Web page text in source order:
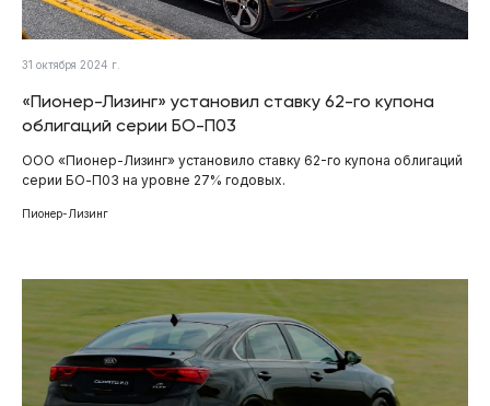
31 октября 2024 г.
«Пионер-Лизинг» установил ставку 62-го купона
облигаций серии БО-П03
ООО «Пионер-Лизинг» установило ставку 62-го купона облигаций
серии БО-П03 на уровне 27% годовых.
Пионер-Лизинг